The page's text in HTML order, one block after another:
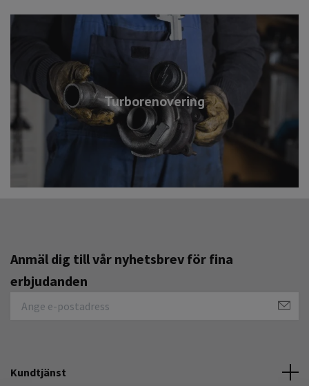
Turborenovering
Anmäl dig till vår nyhetsbrev för fina
erbjudanden
Kundtjänst